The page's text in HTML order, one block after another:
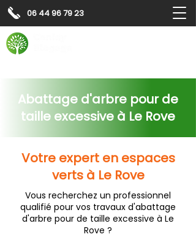
06 44 96 79 23
Abattage d'arbre pour de
taille excessive à Le Rove
Votre expert en espaces
verts à Le Rove
Vous recherchez un professionnel
qualifié pour vos travaux d'abattage
d'arbre pour de taille excessive à Le
Rove ?